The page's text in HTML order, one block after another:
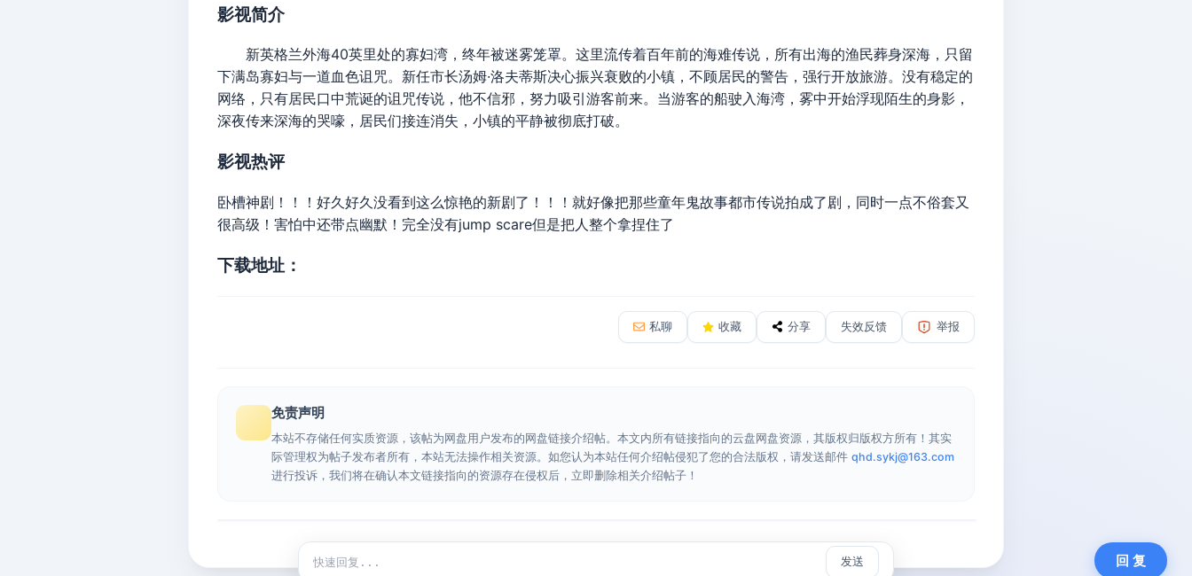
影视简介
新英格兰外海40英里处的寡妇湾，终年被迷雾笼罩。这里流传着百年前的海难传说，所有出海的渔民葬身深海，只留
下满岛寡妇与一道血色诅咒。新任市长汤姆·洛夫蒂斯决心振兴衰败的小镇，不顾居民的警告，强行开放旅游。没有稳定的
网络，只有居民口中荒诞的诅咒传说，他不信邪，努力吸引游客前来。当游客的船驶入海湾，雾中开始浮现陌生的身影，
深夜传来深海的哭嚎，居民们接连消失，小镇的平静被彻底打破。
影视热评
卧槽神剧！！！好久好久没看到这么惊艳的新剧了！！！就好像把那些童年鬼故事都市传说拍成了剧，同时一点不俗套又
很高级！害怕中还带点幽默！完全没有jump scare但是把人整个拿捏住了
下载地址：
私聊 收藏 分享 失效反馈 举报
免责声明
本站不存储任何实质资源，该帖为网盘用户发布的网盘链接介绍帖。本文内所有链接指向的云盘网盘资源，其版权归版权方所有！其实
际管理权为帖子发布者所有，本站无法操作相关资源。如您认为本站任何介绍帖侵犯了您的合法版权，请发送邮件 qhd.sykj@163.com
进行投诉，我们将在确认本文链接指向的资源存在侵权后，立即删除相关介绍帖子！
快捷回复
发送 回 复